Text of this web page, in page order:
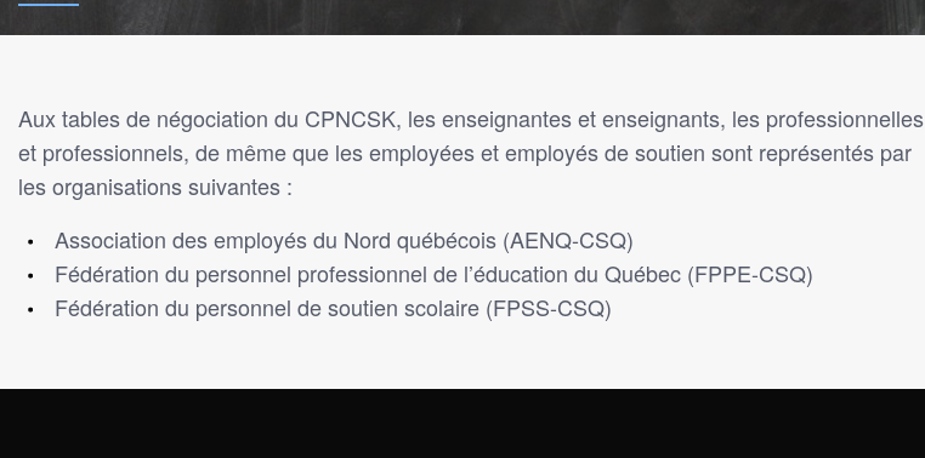
Aux tables de négociation du CPNCSK, les enseignantes et enseignants, les professionnelles
et professionnels, de même que les employées et employés de soutien sont représentés par
les organisations suivantes :
Association des employés du Nord québécois (AENQ-CSQ)
Fédération du personnel professionnel de l’éducation du Québec (FPPE-CSQ)
Fédération du personnel de soutien scolaire (FPSS-CSQ)